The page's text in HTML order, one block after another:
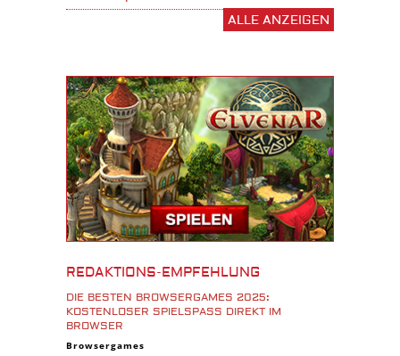
Download Spiele
3D Spiele
Tablet Spiele
Android Spiele
iPhone Spiele
iOS Spiele
Burgenbau Spiele
Cross-Platform Spiele
iPad Spiele
Denk Spiele
Piraten Spiele
ALLE ANZEIGEN
REDAKTIONS-EMPFEHLUNG
DIE BESTEN BROWSERGAMES 2025:
KOSTENLOSER SPIELSPASS DIREKT IM B
ROWSER
Browsergames